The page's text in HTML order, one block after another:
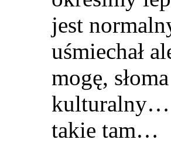
jest
uśmiechał
mogę,
kulturalny…
takie tam…